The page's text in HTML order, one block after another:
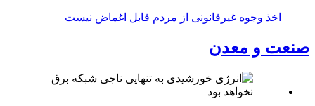
اخذ وجوه غیرقانونی از مردم قابل اغماض نیست
صنعت و معدن